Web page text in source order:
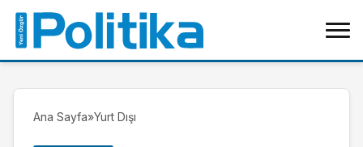
Ana Sayfa»Yurt Dışı